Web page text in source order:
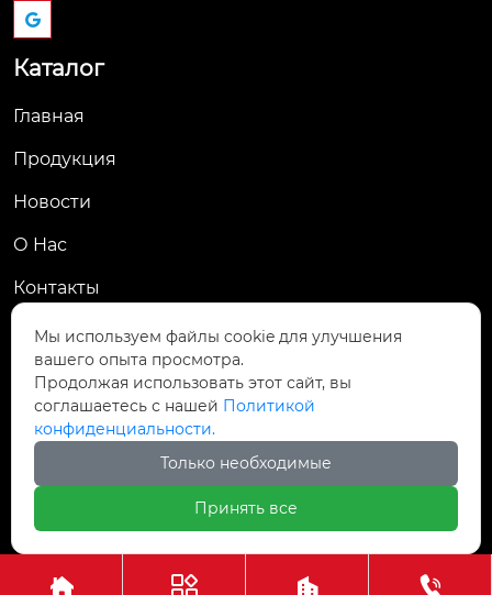
Каталог
Главная
Продукция
Новости
О Hас
Контакты
Контакты

Пров. Хэнань, г. Цзяоцзо, уезд Учжи, промзона
Чжаньдянь, ул. Промышленная Средняя
+86-18237110602
Авторское право©АО Хэнань Ясин Точная Ковка
   
Мы используем файлы cookie для улучшения
вашего опыта просмотра.
Продолжая использовать этот сайт, вы
соглашаетесь с нашей Политикой
конфиденциальности.
Только необходимые
Принять все